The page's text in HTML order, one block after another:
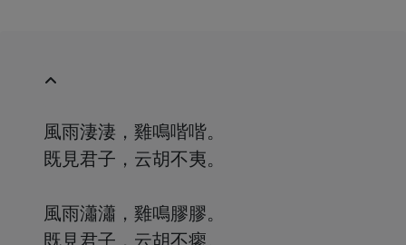
風雨淒淒，雞鳴喈喈。
既見君子，云胡不夷。
風雨瀟瀟，雞鳴膠膠。
既見君子，云胡不瘳。